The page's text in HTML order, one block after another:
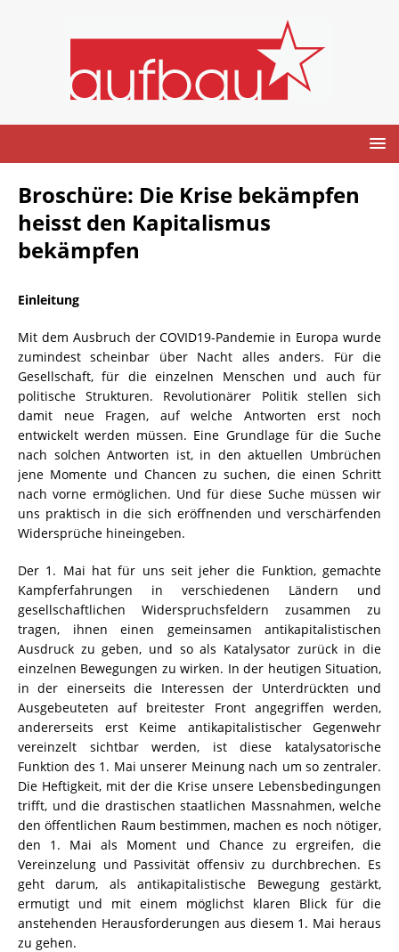
Broschüre: Die Krise bekämpfen
heisst den Kapitalismus
bekämpfen
Einleitung
Mit dem Ausbruch der COVID19-Pandemie in Europa wurde
zumindest scheinbar über Nacht alles anders. Für die
Gesellschaft, für die einzelnen Menschen und auch für
politische Strukturen. Revolutionärer Politik stellen sich
damit neue Fragen, auf welche Antworten erst noch
entwickelt werden müssen. Eine Grundlage für die Suche
nach solchen Antworten ist, in den aktuellen Umbrüchen
jene Momente und Chancen zu suchen, die einen Schritt
nach vorne ermöglichen. Und für diese Suche müssen wir
uns praktisch in die sich eröffnenden und verschärfenden
Widersprüche hineingeben.
Der 1. Mai hat für uns seit jeher die Funktion, gemachte
Kampferfahrungen in verschiedenen Ländern und
gesellschaftlichen Widerspruchsfeldern zusammen zu
tragen, ihnen einen gemeinsamen antikapitalistischen
Ausdruck zu geben, und so als Katalysator zurück in die
einzelnen Bewegungen zu wirken. In der heutigen Situation,
in der einerseits die Interessen der Unterdrückten und
Ausgebeuteten auf breitester Front angegriffen werden,
andererseits erst Keime antikapitalistischer Gegenwehr
vereinzelt sichtbar werden, ist diese katalysatorische
Funktion des 1. Mai unserer Meinung nach um so zentraler.
Die Heftigkeit, mit der die Krise unsere Lebensbedingungen
trifft, und die drastischen staatlichen Massnahmen, welche
den öffentlichen Raum bestimmen, machen es noch nötiger,
den 1. Mai als Moment und Chance zu ergreifen, die
Vereinzelung und Passivität offensiv zu durchbrechen. Es
geht darum, als antikapitalistische Bewegung gestärkt,
ermutigt und mit einem möglichst klaren Blick für die
anstehenden Herausforderungen aus diesem 1. Mai heraus
zu gehen.